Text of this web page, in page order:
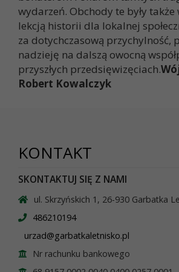
wydarzeń. Obchody te były także
lekcją historii dla lokalnej
za dotychczasową przychylność,
nadzieję na dalszą owocną
przyszłych przedsięwizęciach.
Robert Kowalczyk
KONTAKT
SKONTAKTUJ SIĘ Z NAMI
ul. Skrzyńskich 1, 26-930 Garbatka
486210194
urzad@garbatkaletnisko.pl
Nr rachunku bankowego